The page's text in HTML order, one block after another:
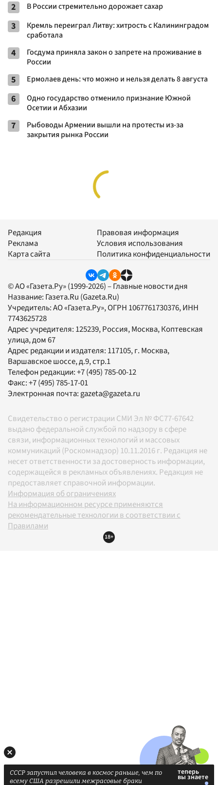
2 В России стремительно дорожает сахар
3
Кремль переиграл Литву: хитрость с Калининградом
сработала
4
Госдума приняла закон о запрете на проживание в
России
5 Ермолаев день: что можно и нельзя делать 8 августа
6
Одно государство отменило признание Южной
Осетии и Абхазии
7
Рыбоводы Армении вышли на протесты из-за
закрытия рынка России
Редакция
Реклама
Карта сайта
Правовая информация
Условия использования
Политика конфиденциальности
© АО «Газета.Ру» (1999-2026) – Главные новости дня
Название: Газета.Ru (Gazeta.Ru)
Учредитель:АО «Газета.Ру», ОГРН 1067761730376, ИНН
7743625728
Адрес учредителя: 125239, Россия, Москва, Коптевская
улица, дом 67
Адрес редакции и издателя: 117105, г. Москва,
Варшавское шоссе, д.9, стр.1
Телефон редакции:+7 (495) 785-00-12
Факс:+7 (495) 785-17-01
Электронная почта:gazeta@gazeta.ru
Свидетельство о регистрации СМИ Эл № ФС77-67642
выдано федеральной службой по надзору в сфере
связи, информационных технологий и массовых
коммуникаций (Роскомнадзор) 10.11.2016 г. Редакция не
несет ответственности за достоверность информации,
содержащейся в рекламных объявлениях. Редакция не
предоставляет справочной информации.
Информация об ограничениях
На информационном ресурсе применяются
рекомендательные технологии в соответствии с
Правилами
18+
СССР запустил человека в космос раньше, чем по
всему США разрешили межрасовые браки